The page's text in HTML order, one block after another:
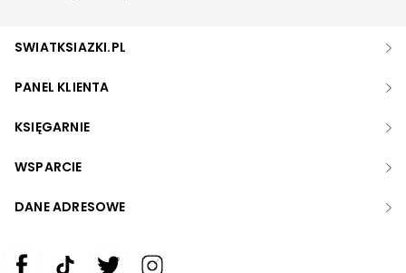
SWIATKSIAZKI.PL
PANEL KLIENTA
KSIĘGARNIE
WSPARCIE
DANE ADRESOWE
Zwiększ rozmiar czcionki